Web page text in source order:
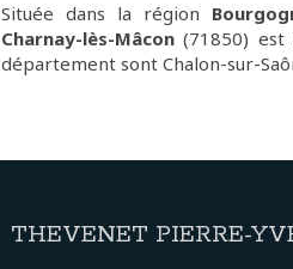
Située dans la région
Charnay-lès-Mâcon (71850) est
département sont Chalon-sur-
THEVENET PIERRE-